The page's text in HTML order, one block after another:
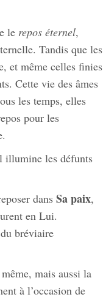
le repos éternel,
Tandis que les
et même celles finies
Cette vie des âmes
les temps, elles
pour les
illumine les défunts
dans Sa paix,
en Lui.
bréviaire
mais aussi la
à l’occasion de